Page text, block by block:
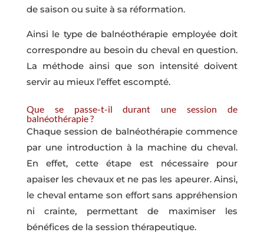
de saison ou suite à sa réformation.
Ainsi le type de balnéothérapie employée doit
correspondre au besoin du cheval en question.
La méthode ainsi que son intensité doivent
servir au mieux l’effet escompté.
Que se passe-t-il durant une session de
balnéothérapie ?
Chaque session de balnéothérapie commence
par une introduction à la machine du cheval.
En effet, cette étape est nécessaire pour
apaiser les chevaux et ne pas les apeurer. Ainsi,
le cheval entame son effort sans appréhension
ni crainte, permettant de maximiser les
bénéfices de la session thérapeutique.